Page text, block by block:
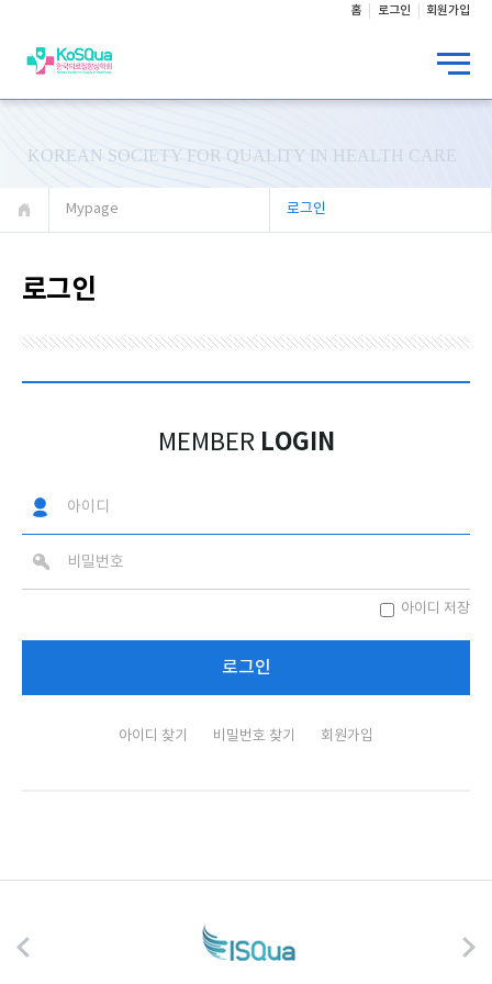
홈 로그인 회원가입
KOREAN SOCIETY FOR QUALITY IN HEALTH CARE
Mypage 로그인
로그인
MEMBER LOGIN
아이디 저장
아이디 찾기 비밀번호 찾기 회원가입